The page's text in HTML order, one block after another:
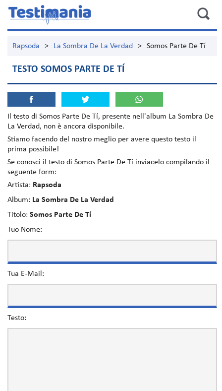
Rapsoda > La Sombra De La Verdad > Somos Parte De Tí
TESTO SOMOS PARTE DE TÍ
Il testo di Somos Parte De Tí, presente nell'album La Sombra De
La Verdad, non è ancora disponibile.
Stiamo facendo del nostro meglio per avere questo testo il
prima possibile!
Se conosci il testo di Somos Parte De Tí inviacelo compilando il
seguente form:
Artista: Rapsoda
Album: La Sombra De La Verdad
Titolo: Somos Parte De Tí
Tuo Nome:
Tua E-Mail:
Testo: